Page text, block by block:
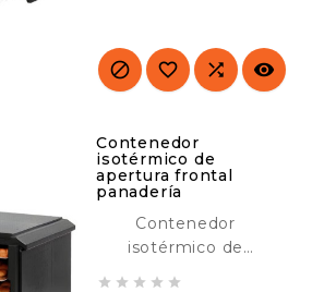
pares de guías
interiores. Ideal para
   
Contenedor
isotérmico de
apertura frontal
panadería
Contenedor
isotérmico de
    